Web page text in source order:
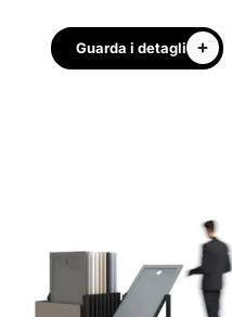
Guarda i detagli